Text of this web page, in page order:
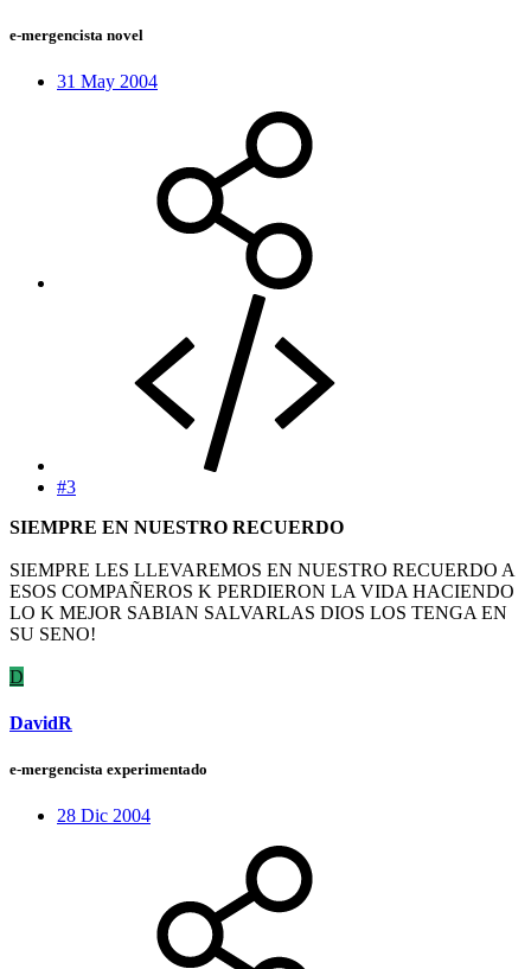
e-mergencista novel
31 May 2004
#3
SIEMPRE EN NUESTRO RECUERDO
SIEMPRE LES LLEVAREMOS EN NUESTRO RECUERDO A
ESOS COMPAÑEROS K PERDIERON LA VIDA HACIENDO
LO K MEJOR SABIAN SALVARLAS DIOS LOS TENGA EN
SU SENO!
D
DavidR
e-mergencista experimentado
28 Dic 2004